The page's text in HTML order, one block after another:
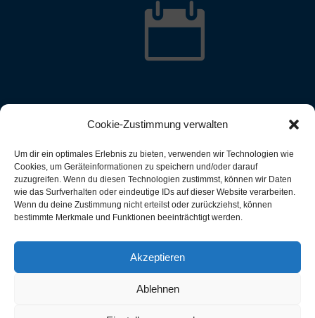
Cookie-Zustimmung verwalten
Um dir ein optimales Erlebnis zu bieten, verwenden wir Technologien wie
Cookies, um Geräteinformationen zu speichern und/oder darauf
zuzugreifen. Wenn du diesen Technologien zustimmst, können wir Daten
wie das Surfverhalten oder eindeutige IDs auf dieser Website verarbeiten.
Wenn du deine Zustimmung nicht erteilst oder zurückziehst, können
bestimmte Merkmale und Funktionen beeinträchtigt werden.
Akzeptieren
Ablehnen
